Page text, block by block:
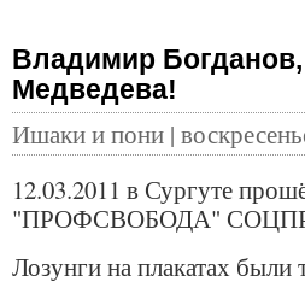
Владимир
Медведева!
Ишаки и пони |
12.03.2011 в Сургуте
"ПРОФСВОБОДА"
Лозунги на плакатах были